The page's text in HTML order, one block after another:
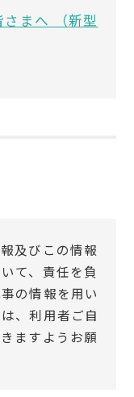
まへ （新型
及びこの情報
て、責任を負
の情報を用い
、利用者ご自
ますようお願